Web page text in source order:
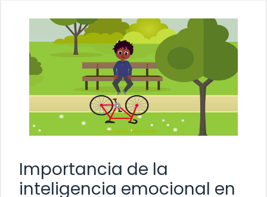
Importancia de la
inteligencia emocional en